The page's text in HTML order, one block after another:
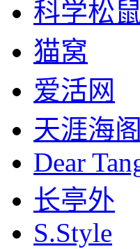
科学松
猫窝
爱活网
天涯海阁
Dear
长亭外
S.Style